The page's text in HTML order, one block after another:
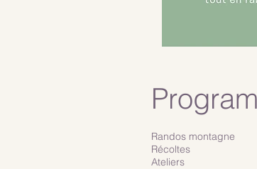
Randos montagne
Récoltes
Ateliers